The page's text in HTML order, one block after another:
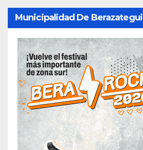
Municipalidad De Berazategui